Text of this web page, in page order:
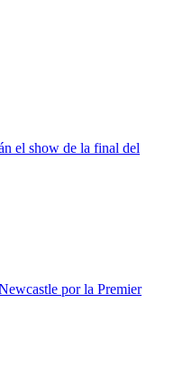
el show de la final del
por la Premier